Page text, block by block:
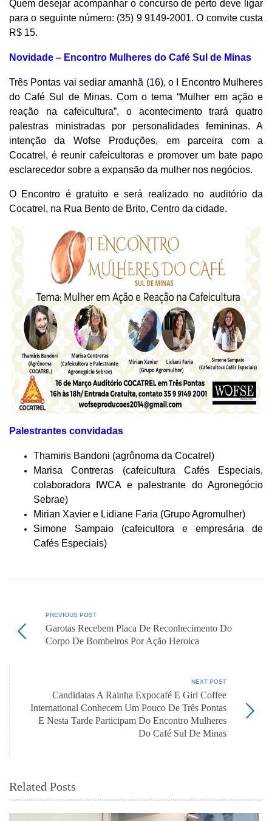
Quem desejar acompanhar o concurso de perto deve ligar
para o seguinte número: (35) 9 9149-2001. O convite custa
R$ 15.
Novidade – Encontro Mulheres do Café Sul de Minas
Três Pontas vai sediar amanhã (16), o I Encontro Mulheres
do Café Sul de Minas. Com o tema “Mulher em ação e
reação na cafeicultura”, o acontecimento trará quatro
palestras ministradas por personalidades femininas. A
intenção da Wofse Produções, em parceira com a
Cocatrel, é reunir cafeicultoras e promover um bate papo
esclarecedor sobre a expansão da mulher nos negócios.
O Encontro é gratuito e será realizado no auditório da
Cocatrel, na Rua Bento de Brito, Centro da cidade.
Palestrantes convidadas
Thamiris Bandoni (agrônoma da Cocatrel)
Marisa Contreras (cafeicultura Cafés Especiais,
colaboradora IWCA e palestrante do Agronegócio
Sebrae)
Mirian Xavier e Lidiane Faria (Grupo Agromulher)
Simone Sampaio (cafeicultora e empresária de
Cafés Especiais)
PREVIOUS POST
Garotas Recebem Placa De Reconhecimento Do
Corpo De Bombeiros Por Ação Heroica
NEXT POST
Candidatas A Rainha Expocafé E Girl Coffee
International Conhecem Um Pouco De Três Pontas
E Nesta Tarde Participam Do Encontro Mulheres
Do Café Sul De Minas
Related Posts